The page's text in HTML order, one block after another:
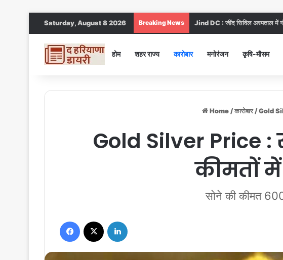
Saturday, August 8 2026 Breaking News Jind DC : जींद सिविल अस्पताल में
होम शहर राज्य कारोबार मनोरंजन कृषि-मौसम
Home / कारोबार / Gold
Gold Silver Price
कीमतों में
सोने की कीमत
Facebook